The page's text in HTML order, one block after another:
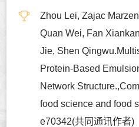
Zhou Lei, Zajac
Quan Wei, Fan
Jie, Shen
Protein-Based
Network
food science and food
e70342(共同通讯作者)